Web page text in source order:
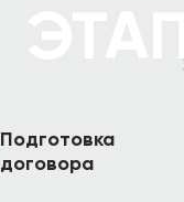
Подготовка
договора